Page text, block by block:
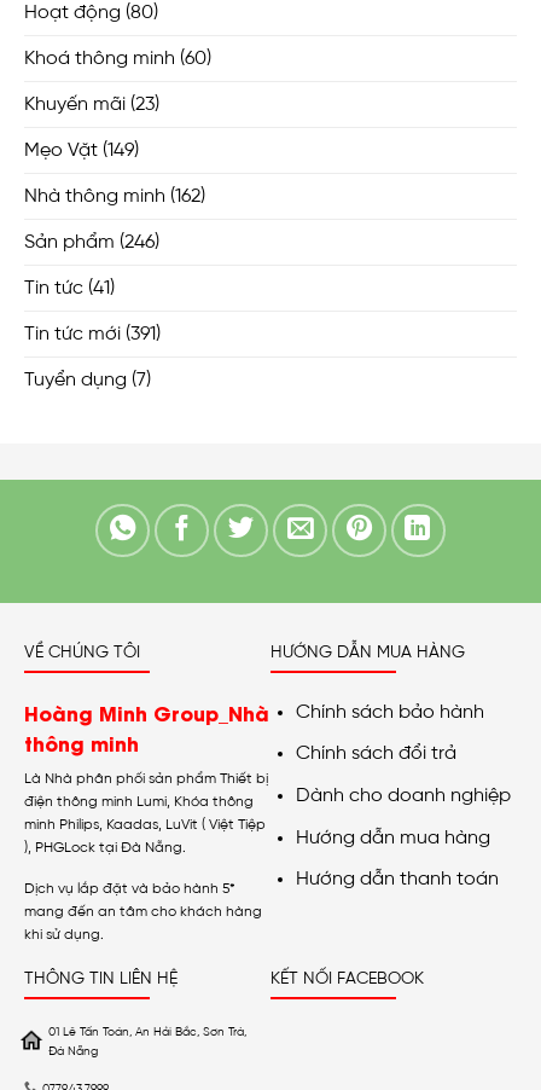
Hoạt động (80)
Khoá thông minh (60)
Khuyến mãi (23)
Mẹo Vặt (149)
Nhà thông minh (162)
Sản phẩm (246)
Tin tức (41)
Tin tức mới (391)
Tuyển dụng (7)
VỀ CHÚNG TÔI
Hoàng Minh Group_Nhà
thông minh
Là Nhà phân phối sản phẩm Thiết bị
điện thông minh Lumi, Khóa thông
minh Philips, Kaadas, LuVit ( Việt Tiệp
), PHGLock tại Đà Nẵng.
Dịch vụ lắp đặt và bảo hành 5*
mang đến an tâm cho khách hàng
khi sử dụng.
HƯỚNG DẪN MUA HÀNG
Chính sách bảo hành
Chính sách đổi trả
Dành cho doanh nghiệp
Hướng dẫn mua hàng
Hướng dẫn thanh toán
THÔNG TIN LIÊN HỆ
01 Lê Tấn Toán, An Hải Bắc, Sơn Trà,
Đà Nẵng
KẾT NỐI FACEBOOK